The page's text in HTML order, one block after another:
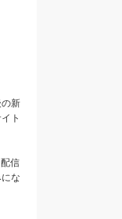
新
ト
信
な